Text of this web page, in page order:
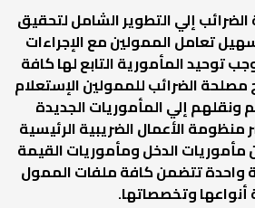
إلي التطوير الشامل لتحقيق
تعامل الممولين مع الإجراءات
توحيد المأمورية التابع لها كافة
مصلحة الضرائب للممولين الإستعلام
إلي المأموريات الجديدة
الأعمال الضريبية الرئيسية
الدخل ومأموريات القيمة
واحدة تتضمن كافة ملفات الممول
أنواعها وتخصصاتها.